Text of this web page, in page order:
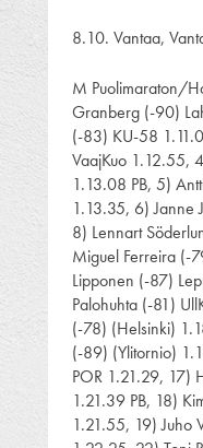
8.10. Vantaa,
M Puolimaraton/
Granberg (-90)
(-83) KU-58
VaajKuo 1.12.55,
1.13.08 PB, 5)
1.13.35, 6) Janne
8) Lennart
Miguel Ferreira (-
Lipponen (-87)
Palohuhta (-81)
(-78) (Helsinki)
(-89) (Ylitornio)
POR 1.21.29, 17)
1.21.39 PB, 18)
1.21.55, 19) Juho